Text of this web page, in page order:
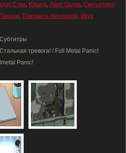
Сэки, Юкана, Акио Оцука, Синъитиро
, Томомити Нисимура, Икуэ
Стальная тревога! / Full Metal Panic!
Panic!